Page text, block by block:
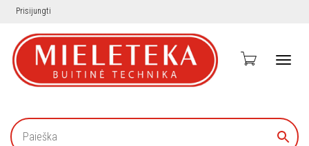
Prisijungti